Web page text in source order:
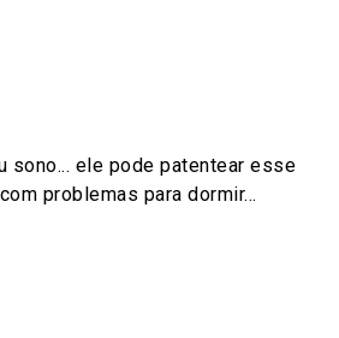
sono... ele pode patentear esse
problemas para dormir...